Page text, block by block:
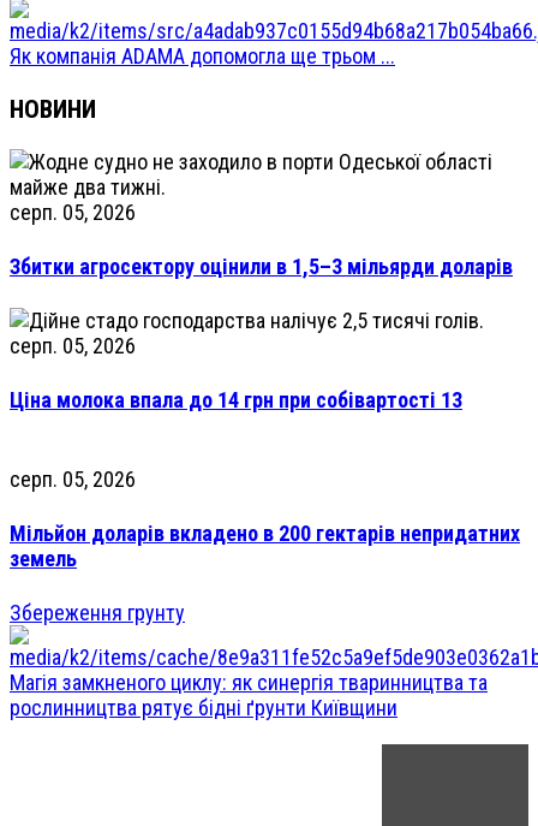
Як компанія ADAMA допомогла ще трьом ...
НОВИНИ
серп. 05, 2026
Збитки агросектору оцінили в 1,5–3 мільярди доларів
серп. 05, 2026
Ціна молока впала до 14 грн при собівартості 13
серп. 05, 2026
Мільйон доларів вкладено в 200 гектарів непридатних
земель
Збереження грунту
Магія замкненого циклу: як синергія тваринництва та
рослинництва рятує бідні ґрунти Київщини